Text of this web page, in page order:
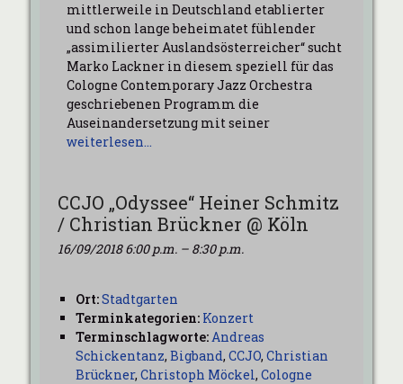
mittlerweile in Deutschland etablierter
und schon lange beheimatet fühlender
„assimilierter Auslandsösterreicher“ sucht
Marko Lackner in diesem speziell für das
Cologne Contemporary Jazz Orchestra
geschriebenen Programm die
Auseinandersetzung mit seiner
weiterlesen…
CCJO „Odyssee“ Heiner Schmitz
/ Christian Brückner @ Köln
16/09/2018 6:00 p.m. – 8:30 p.m.
Ort:Stadtgarten
Terminkategorien: Konzert
Terminschlagworte:Andreas
Schickentanz, Bigband, CCJO, Christian
Brückner, Christoph Möckel, Cologne